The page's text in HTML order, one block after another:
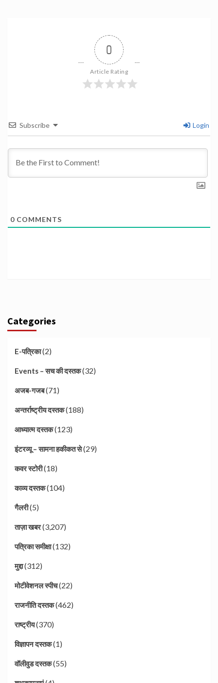
0
Article Rating
Subscribe Login
0 COMMENTS
Categories
E-पत्रिका(2)
Events – सच की दस्तक(32)
अजब-गजब(71)
अन्तर्राष्ट्रीय दस्तक(188)
आध्यात्म दस्तक(123)
इंटरव्यू – सामना हकीकत से(29)
कवर स्टोरी(18)
काव्य दस्तक(104)
गैलरी(5)
ताज़ा खबर(3,207)
पत्रिका समीक्षा(132)
मुद्दा(312)
मोटीवेशनल स्पीच(22)
राजनीति दस्तक(462)
राष्ट्रीय(370)
विज्ञापन दस्तक(1)
वॉलीवुड दस्तक(55)